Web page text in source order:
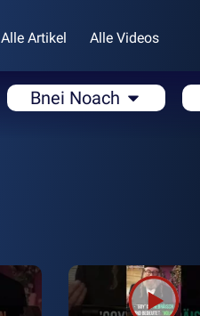
Alle Artikel Alle Videos
Bnei Noach